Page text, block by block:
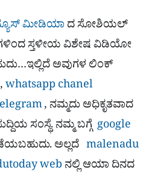
ಮೀಡಿಯಾ ದ ಸೋಶಿಯಲ್​
ಸ್ತಳೀಯ ವಿಶೇಷ ವಿಡಿಯೋ
ಅವುಗಳ ಲಿಂಕ್
,whatsapp chanel
, ನಮ್ಮದು ಅಧಿಕೃತವಾದ
ಸಂಸ್ಥೆ. ನಮ್ಮ ಬಗ್ಗೆ google
ಅಲ್ಲದೆ malenadu
web ನಲ್ಲಿ ಆಯಾ ದಿನದ